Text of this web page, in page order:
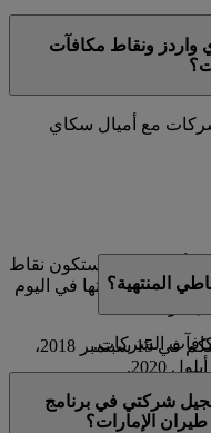
واردز ونقاط مكافآت
مع أميال سكاي
بالنسبة للتذاكر الصادرة في أو بعد 1 أبريل 2019، ستكون نقاط
صلاحيتها في اليوم
على سبيل المثال، إذا أكملتم رحلتكم في 15 سبتمبر 2018،
المنتهية؟
الشركات.
شركتي في برنامج
الإمارات؟